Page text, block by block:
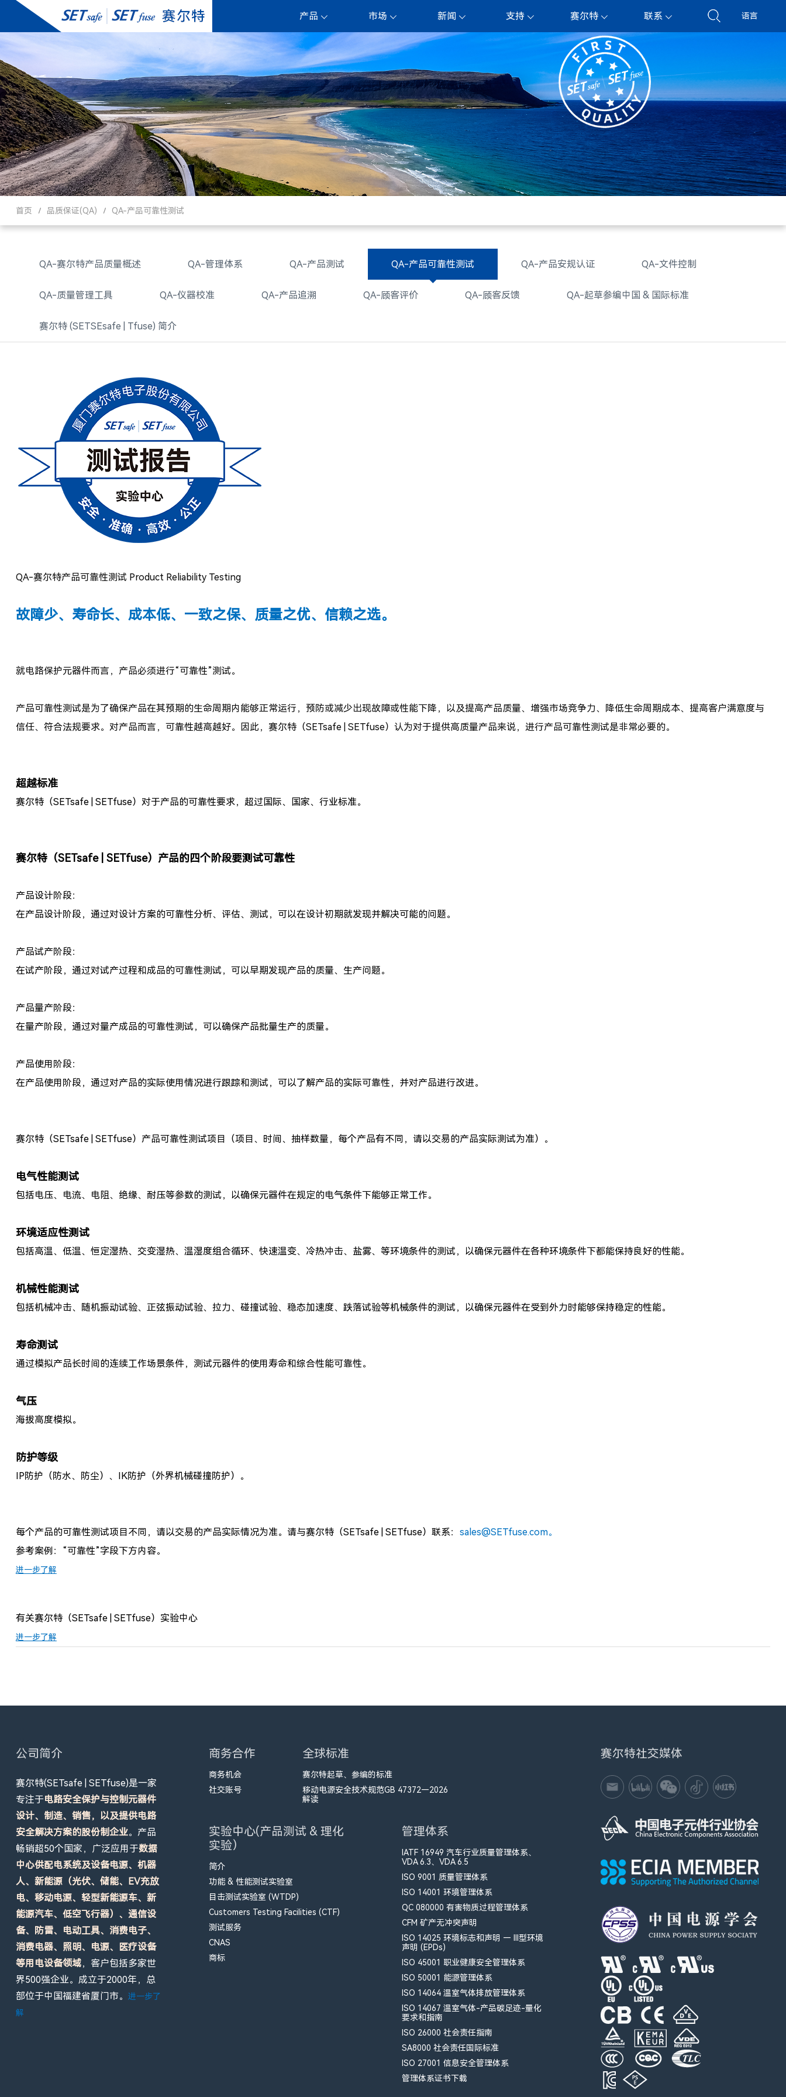
产品 市场 新闻 支持 赛尔特 联系 语言
首页 品质保证(QA) QA-产品可靠性测试
QA-赛尔特产品质量概述 QA-管理体系 QA-产品测试 QA-产品可靠性测试 QA-产品安规认证 QA-文件控制
QA-质量管理工具 QA-仪器校准 QA-产品追溯 QA-顾客评价 QA-顾客反馈 QA-起草参编中国 & 国际标准
赛尔特 (SETSEsafe | Tfuse) 简介
QA-赛尔特产品可靠性测试 Product Reliability Testing
故障少、寿命长、成本低、一致之保、质量之优、信赖之选。
就电路保护元器件而言，产品必须进行“可靠性”测试。
产品可靠性测试是为了确保产品在其预期的生命周期内能够正常运行，预防或减少出现故障或性能下降，以及提高产品质量、增强市场竞争力、降低生命周期成本、提高客户满意度与
信任、符合法规要求。对产品而言，可靠性越高越好。因此，赛尔特（SETsafe | SETfuse）认为对于提供高质量产品来说，进行产品可靠性测试是非常必要的。
超越标准
赛尔特（SETsafe | SETfuse）对于产品的可靠性要求，超过国际、国家、行业标准。
赛尔特（SETsafe | SETfuse）产品的四个阶段要测试可靠性
产品设计阶段：
在产品设计阶段，通过对设计方案的可靠性分析、评估、测试，可以在设计初期就发现并解决可能的问题。
产品试产阶段：
在试产阶段，通过对试产过程和成品的可靠性测试，可以早期发现产品的质量、生产问题。
产品量产阶段：
在量产阶段，通过对量产成品的可靠性测试，可以确保产品批量生产的质量。
产品使用阶段：
在产品使用阶段，通过对产品的实际使用情况进行跟踪和测试，可以了解产品的实际可靠性，并对产品进行改进。
赛尔特（SETsafe | SETfuse）产品可靠性测试项目（项目、时间、抽样数量，每个产品有不同，请以交易的产品实际测试为准）。
电气性能测试
包括电压、电流、电阻、绝缘、耐压等参数的测试，以确保元器件在规定的电气条件下能够正常工作。
环境适应性测试
包括高温、低温、恒定湿热、交变湿热、温湿度组合循环、快速温变、冷热冲击、盐雾、等环境条件的测试，以确保元器件在各种环境条件下都能保持良好的性能。
机械性能测试
包括机械冲击、随机振动试验、正弦振动试验、拉力、碰撞试验、稳态加速度、跌落试验等机械条件的测试，以确保元器件在受到外力时能够保持稳定的性能。
寿命测试
通过模拟产品长时间的连续工作场景条件，测试元器件的使用寿命和综合性能可靠性。
气压
海拔高度模拟。
防护等级
IP防护（防水、防尘）、IK防护（外界机械碰撞防护）。
每个产品的可靠性测试项目不同，请以交易的产品实际情况为准。 请与赛尔特（SETsafe | SETfuse）联系： sales@SETfuse.com。
参考案例：“可靠性”字段下方内容。
进一步了解
有关赛尔特（SETsafe | SETfuse）实验中心
进一步了解
公司简介
赛尔特(SETsafe | SETfuse)是一家
专注于电路安全保护与控制元器件
设计、制造、销售，以及提供电路
安全解决方案的股份制企业。产品
畅销超50个国家，广泛应用于数据
中心供配电系统及设备电源、机器
人、新能源（光伏、储能、EV充放
电、移动电源、轻型新能源车、新
能源汽车、低空飞行器）、通信设
备、防雷、电动工具、消费电子、
消费电器、照明、电源、医疗设备
等用电设备领域，客户包括多家世
界500强企业。成立于2000年，总
部位于中国福建省厦门市。
进一步了
解
商务合作
商务机会
社交账号
全球标准
赛尔特起草、参编的标准
移动电源安全技术规范GB 47372—2026
解读
实验中心(产品测试 & 理化
实验）
简介
功能 & 性能测试实验室
目击测试实验室 (WTDP)
Customers Testing Facilities (CTF)
测试服务
CNAS
商标
管理体系
IATF 16949 汽车行业质量管理体系、
VDA 6.3、VDA 6.5
ISO 9001 质量管理体系
ISO 14001 环境管理体系
QC 080000 有害物质过程管理体系
CFM​ 矿产无冲突声明
ISO 14025 环境标志和声明 — III型环境
声明 (EPDs)
ISO 45001 职业健康安全管理体系
ISO 50001 能源管理体系
ISO 14064 温室气体排放管理体系
ISO 14067 温室气体-产品碳足迹-量化
要求和指南
ISO 26000 社会责任指南
SA8000 社会责任国际标准
ISO 27001 信息安全管理体系
管理体系证书下载
赛尔特社交媒体